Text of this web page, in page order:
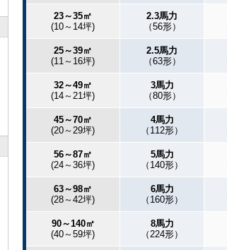
23～35㎡
(10～14坪)
2.3馬力
（56形）
25～39㎡
(11～16坪)
2.5馬力
（63形）
32～49㎡
(14～21坪)
3馬力
（80形）
45～70㎡
(20～29坪)
4馬力
（112形）
56～87㎡
(24～36坪)
5馬力
（140形）
63～98㎡
(28～42坪)
6馬力
（160形）
90～140㎡
(40～59坪)
8馬力
（224形）